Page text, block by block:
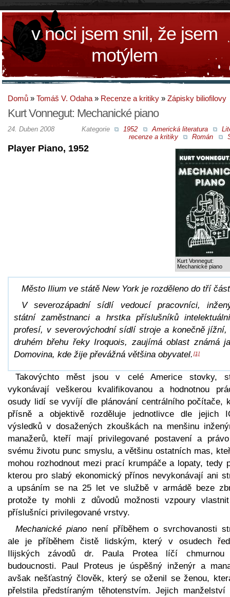
v noci jsem snil, že jsem
motýlem
Domů » Tomáš V. Odaha » Recenze a kritiky » Zápisky biliofilovy
Kurt Vonnegut: Mechanické piano
Kategorie 1952 Americká literatura
recenze a kritiky
Román
24. Duben 2008
Kurt Vonnegut:
Mechanické piano
Player Piano, 1952
Město Ilium ve státě New York je rozděleno do tří
V severozápadní sídlí vedoucí pracovníci,
státní zaměstnanci a hrstka příslušníků
profesí, v severovýchodní sídlí stroje a konečně jížní,
druhém břehu řeky Iroquois, zaujímá oblast známá
Domovina, kde žije převážná většina obyvatel. [1]
Takovýchto měst jsou v celé Americe stovky,
vykonávají veškerou kvalifikovanou a hodnotnou
osudy lidí se vyvíjí dle plánování centrálního počítače,
přísně a objektivě rozděluje jednotlivce dle jejich
výsledků v dosažených zkouškách na menšinu
manažerů, kteří mají privilegované postavení a
svému životu punc smyslu, a většinu ostatních mas,
mohou rozhodnout mezi prací krumpáče a lopaty, tedy
kterou pro slabý ekonomický přínos nevykonávají ani
a upsáním se na 25 let ve službě v armádě beze
protože ty mohli z důvodů možnosti vzpoury
příslušníci privilegované vrstvy.
Mechanické piano není příběhem o svrchovanosti
ale je příběhem čistě lidským, který v osudech
Ilijských závodů dr. Paula Protea líčí chmurnou
budoucnosti. Paul Proteus je úspěšný inženýr a
avšak nešťastný člověk, který se oženil se ženou,
přelstila předstíraným těhotenstvím. Jejich manželství